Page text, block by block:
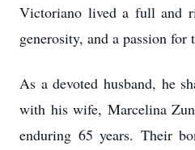
Victoriano lived a full and
generosity, and a passion for
As a devoted husband, he
with his wife, Marcelina
enduring 65 years. Their